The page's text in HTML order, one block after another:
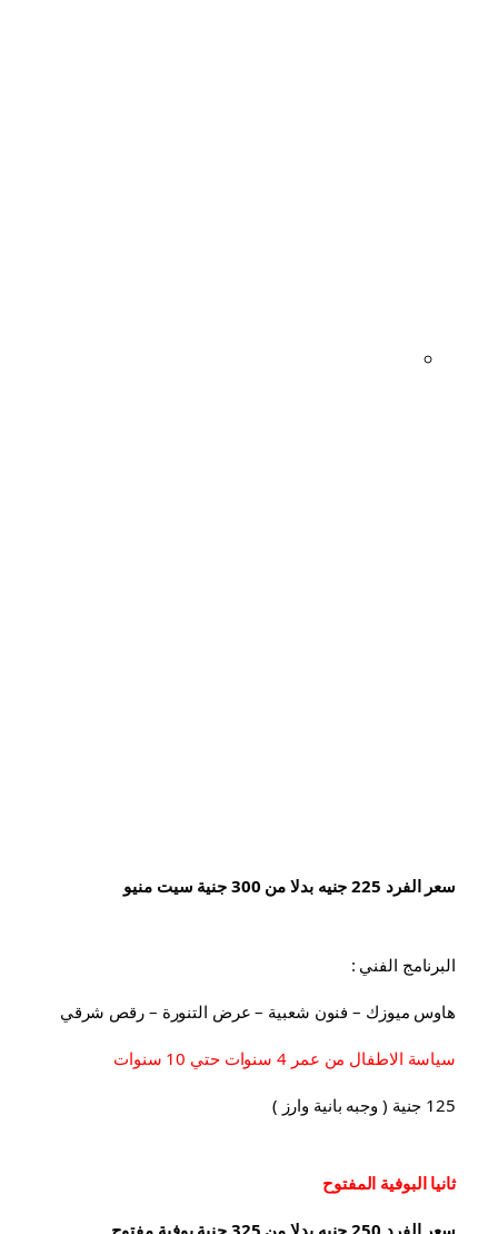
سعر الفرد 225 جنيه بدلا من 300 جنية سيت منيو
البرنامج الفني :
هاوس ميوزك – فنون شعبية – عرض التنورة – رقص شرقي
سياسة الاطفال من عمر 4 سنوات حتي 10 سنوات
125 جنية ( وجبه بانية وارز )
ثانيا البوفية المفتوح
سعر الفرد 250 جنيه بدلا من 325 جنية بوفية مفتوح